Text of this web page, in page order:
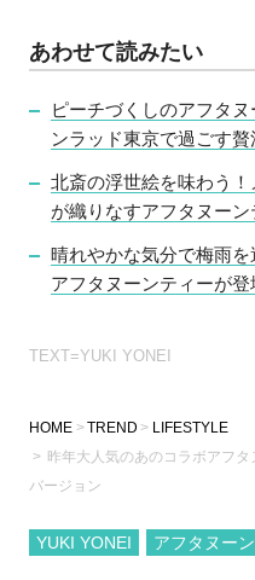
あわせて読みたい
ピーチづくしのアフタ
ンラッド東京で過ごす贅
北斎の浮世絵を味わう
が織りなすアフタヌーン
晴れやかな気分で梅雨
アフタヌーンティーが登
TEXT=YUKI YONEI
HOME TREND
LIFESTYLE
昨年大人気のあのコラボアフ
バージョン
YUKI YONEI アフタヌー